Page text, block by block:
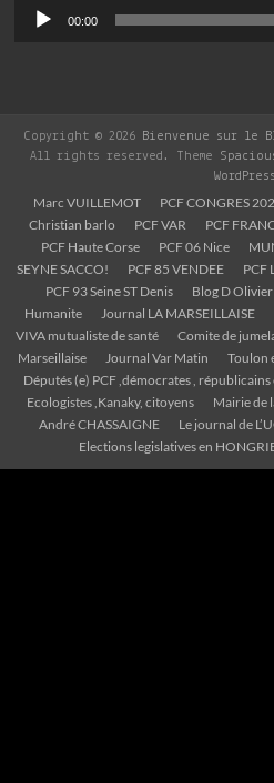
00:00
Copyright © 2026 Bienvenue sur le
All rights reserved. Theme
WordPress
Marc VUILLEMOT PCF CONGRES
Christian barlo
PCF VAR PCF
PCF Haute Corse
PCF 06 Nice
SEYNE SACCO!
PCF 85 VENDEE PCF
PCF 93 Seine ST Denis
Blog D Olivier
Humanite
Journal LA MARSEILLAISE
VIVA mutualiste de santé
Comite de
Marseillaise
Journal Var Matin
Toulon
Députés (e) PCF ,démocrates ,
Ecologistes ,Kanaky, citoyens
Mairie de
André CHASSAIGNE
Le journal de
Elections legislatives en